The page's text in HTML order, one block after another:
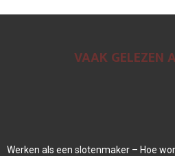
VAAK GELEZEN
Werken als een slotenmaker – Hoe